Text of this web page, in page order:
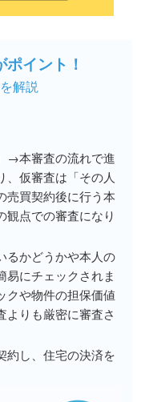
イント！
解説
→本審査の流れで進
、仮審査は「その人
売買契約後に行う本
観点での審査になり
るかどうかや本人の
易にチェックされま
クや物件の担保価値
よりも厳密に審査さ
約し、住宅の決済を